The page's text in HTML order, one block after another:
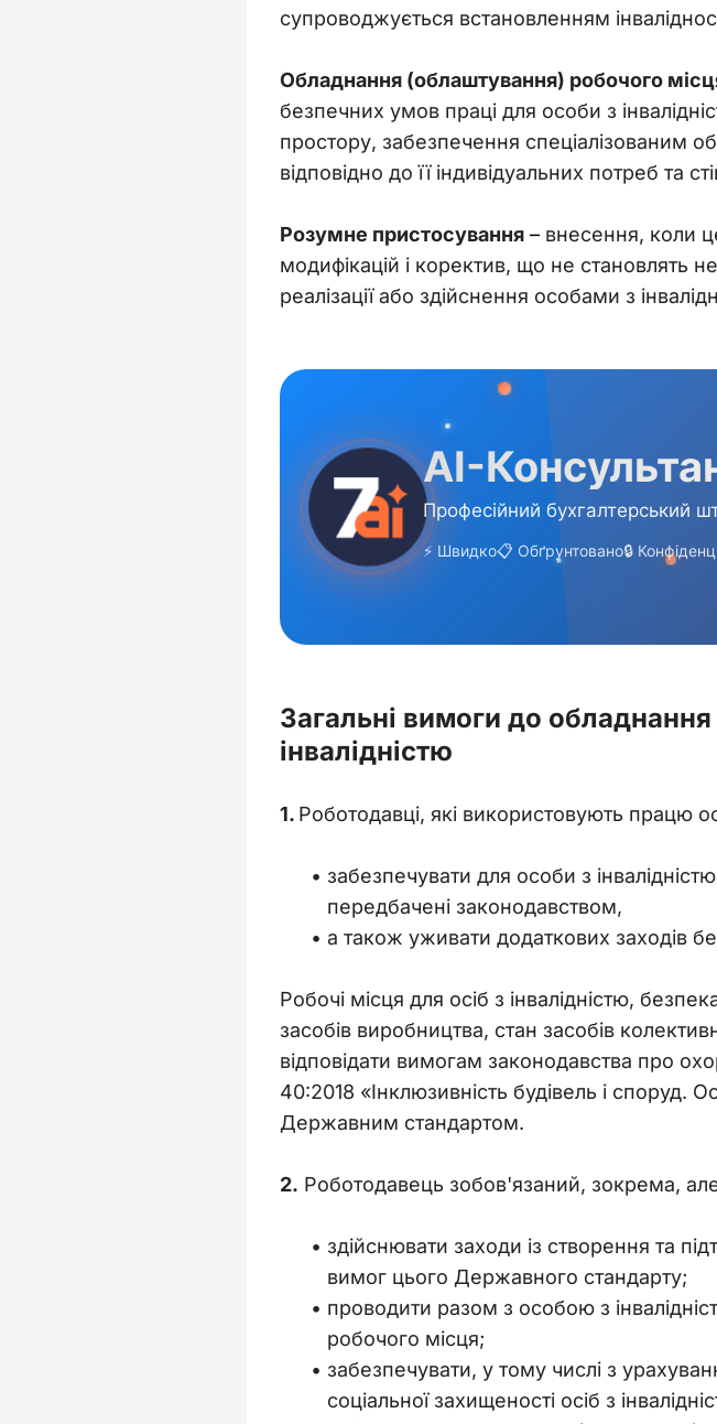
супроводжується встановленням
Обладнання (облаштування) робочого
безпечних умов праці для особи з
простору, забезпечення спеціалізованим
відповідно до її індивідуальних потреб та
Розумне пристосування – внесення, коли
модифікацій і коректив, що не становлять
реалізації або здійснення особами з
Загальні вимоги до
інвалідністю
1. Роботодавці, які використовують працю
забезпечувати для особи з
передбачені законодавством,
а також уживати додаткових заходів
Робочі місця для осіб з інвалідністю,
засобів виробництва, стан засобів
відповідати вимогам законодавства про
40:2018 «Інклюзивність будівель і
Державним стандартом.
2. Роботодавець зобов'язаний, зокрема,
здійснювати заходи із створення та
вимог цього Державного стандарту;
проводити разом з особою з
робочого місця;
забезпечувати, у тому числі з
соціальної захищеності осіб з